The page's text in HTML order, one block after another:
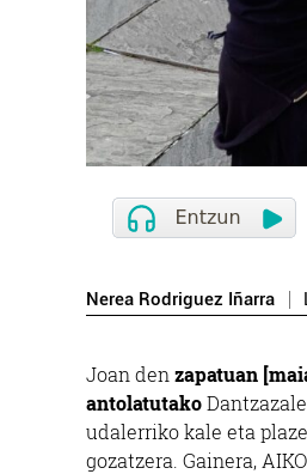
Nerea Rodriguez Iñarra
Joan den zapatuan
antolatutako
udalerriko kale eta
gozatzera. Gainera,